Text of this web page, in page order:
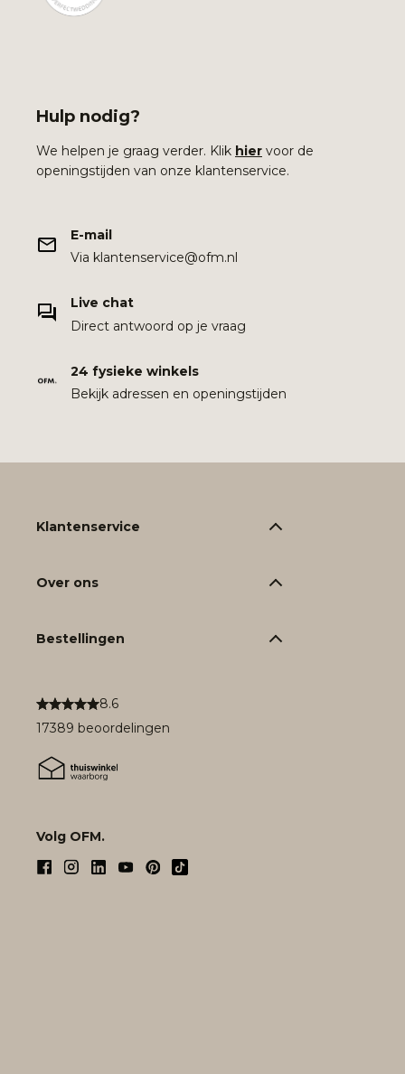
Hulp nodig?
We helpen je graag verder. Klik hier voor de
openingstijden van onze klantenservice.
E-mail
Via klantenservice@ofm.nl
Live chat
Direct antwoord op je vraag
24 fysieke winkels
Bekijk adressen en openingstijden
8.6
17389 beoordelingen
Volg OFM.
Klantenservice
Over ons
Bestellingen